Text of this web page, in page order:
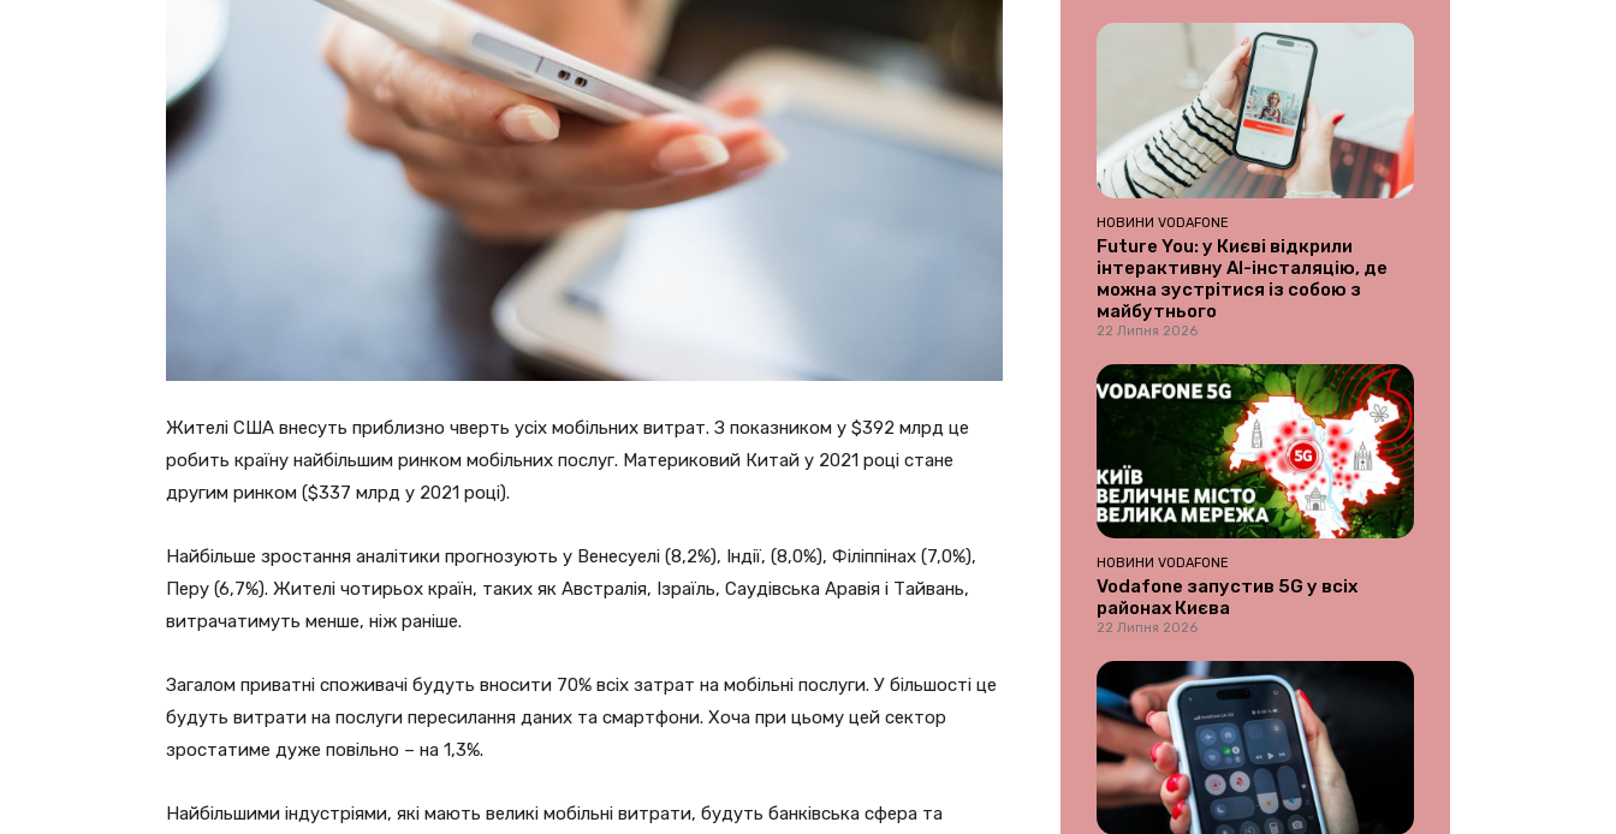
Жителі США внесуть приблизно чверть усіх мобільних витрат. З показником у $392 млрд це
робить країну найбільшим ринком мобільних послуг. Материковий Китай у 2021 році стане
другим ринком ($337 млрд у 2021 році).
Найбільше зростання аналітики прогнозують у Венесуелі (8,2%), Індії, (8,0%), Філіппінах (7,0%),
Перу (6,7%). Жителі чотирьох країн, таких як Австралія, Ізраїль, Саудівська Аравія і Тайвань,
витрачатимуть менше, ніж раніше.
Загалом приватні споживачі будуть вносити 70% всіх затрат на мобільні послуги. У більшості це
будуть витрати на послуги пересилання даних та смартфони. Хоча при цьому цей сектор
зростатиме дуже повільно – на 1,3%.
Найбільшими індустріями, які мають великі мобільні витрати, будуть банківська сфера та
НОВИНИ VODAFONE
Future You: у Києві відкрили
інтерактивну AI-інсталяцію, де
можна зустрітися із собою з
майбутнього
22 Липня 2026
НОВИНИ VODAFONE
Vodafone запустив 5G у всіх
районах Києва
22 Липня 2026